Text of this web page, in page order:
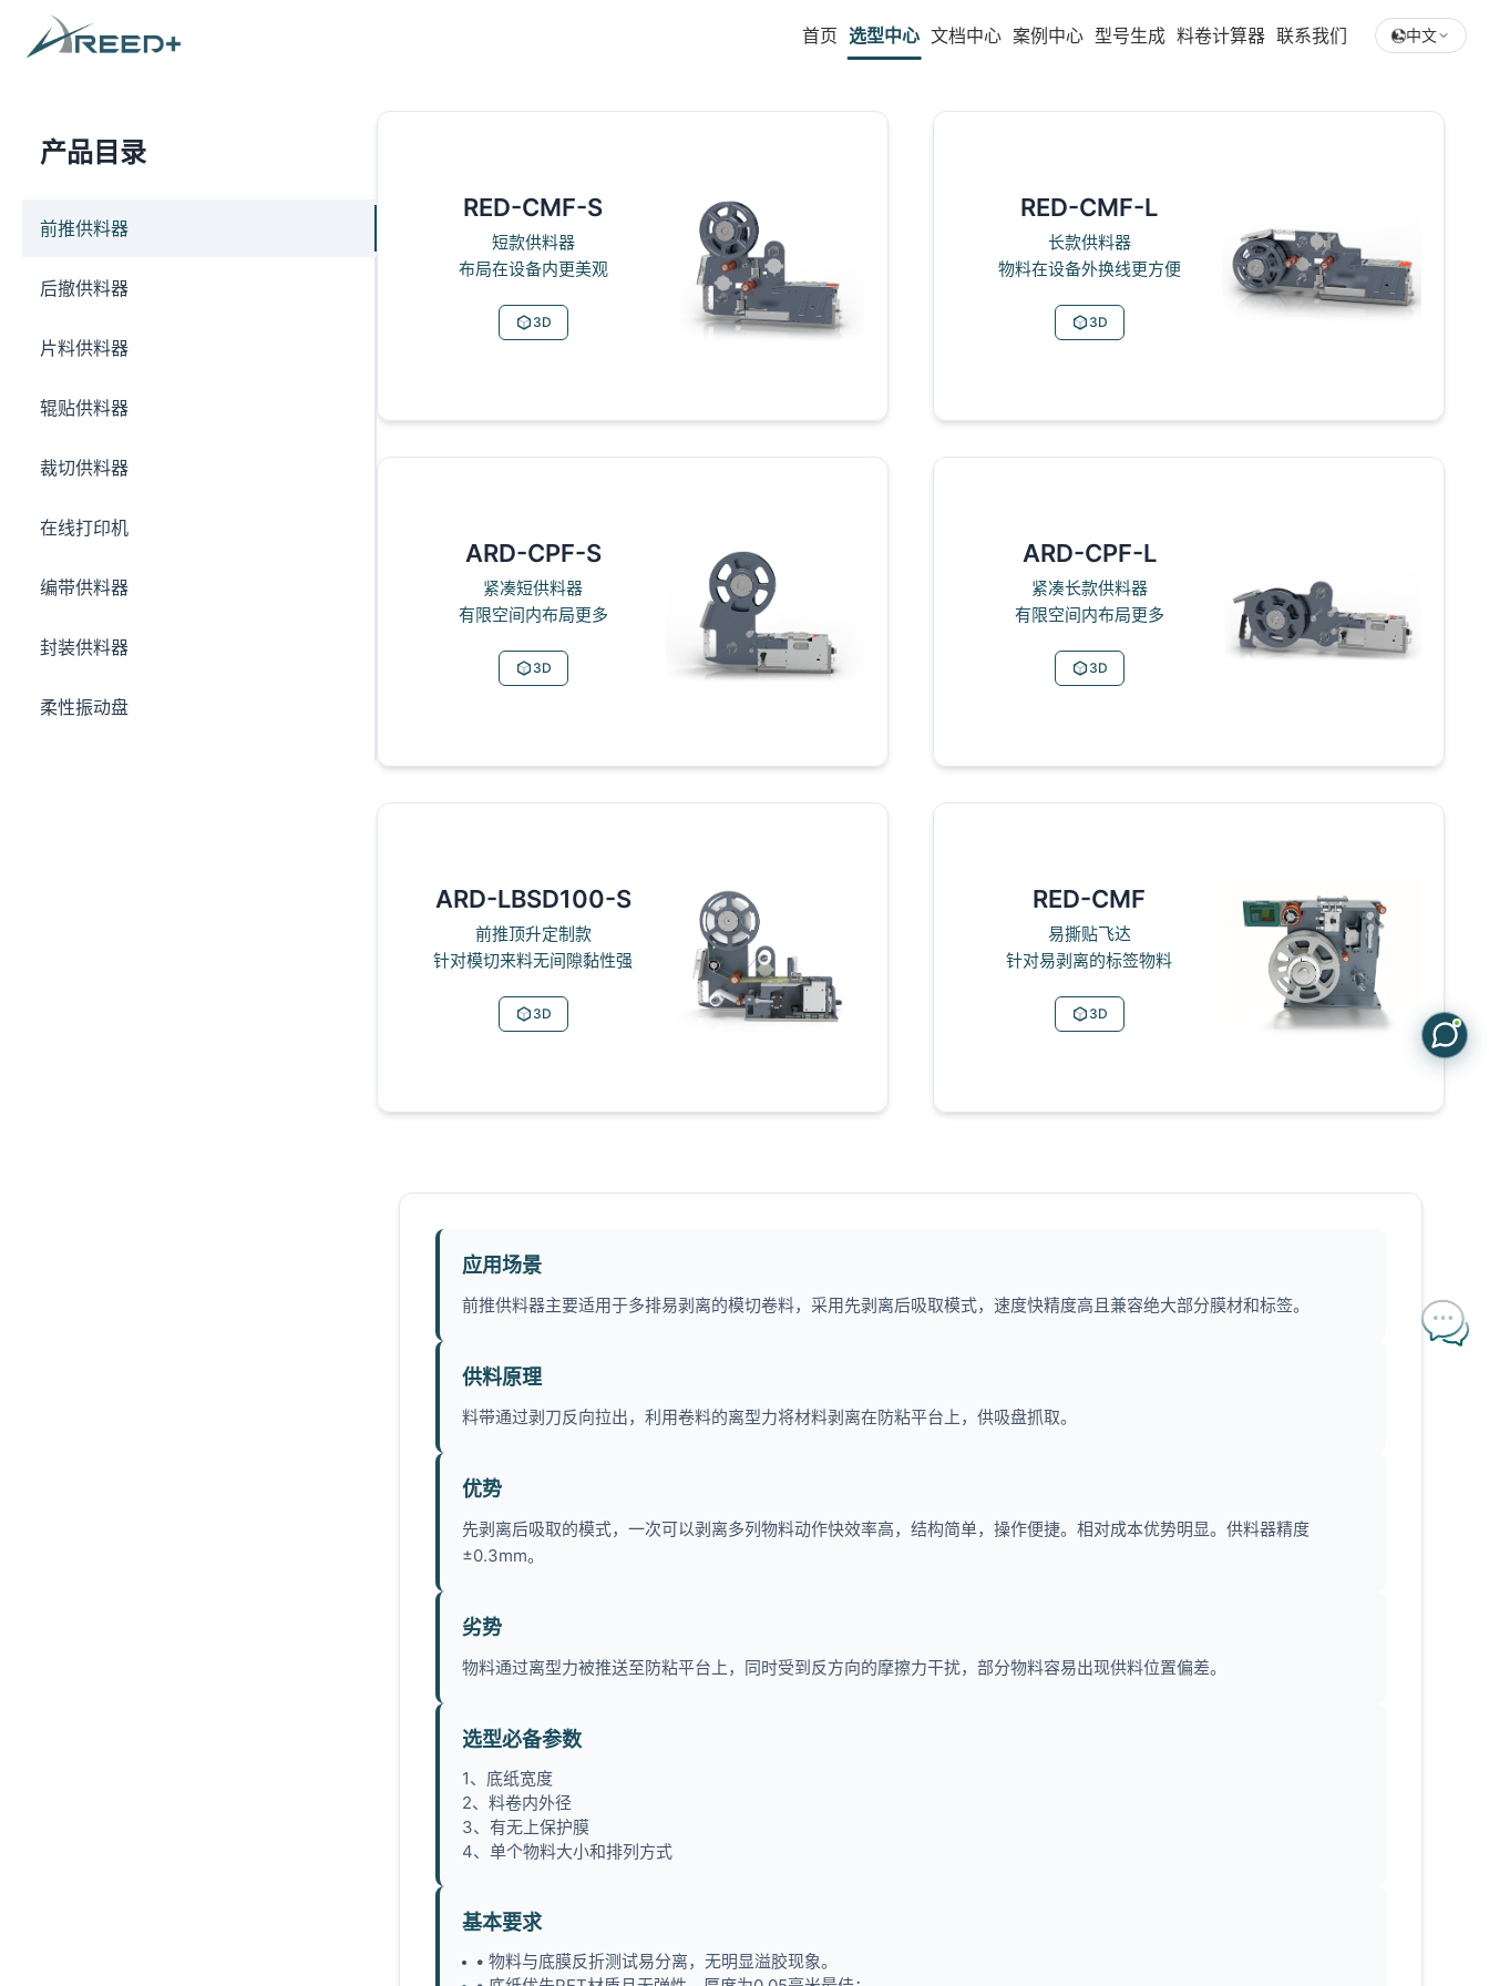
首页 选型中心 文档中心 案例中心 型号生成 料卷计算器 联系我们 中文
产品目录
前推供料器
后撤供料器
片料供料器
辊贴供料器
裁切供料器
在线打印机
编带供料器
封装供料器
柔性振动盘
RED-CMF-S
短款供料器
布局在设备内更美观
3D
RED-CMF-L
长款供料器
物料在设备外换线更方便
3D
ARD-CPF-S
紧凑短供料器
有限空间内布局更多
3D
ARD-CPF-L
紧凑长款供料器
有限空间内布局更多
3D
ARD-LBSD100-S
前推顶升定制款
针对模切来料无间隙黏性强
3D
RED-CMF
易撕贴飞达
针对易剥离的标签物料
3D
应用场景
前推供料器主要适用于多排易剥离的模切卷料，采用先剥离后吸取模式，速度快精度高且兼容绝大部分膜材和标签。
供料原理
料带通过剥刀反向拉出，利用卷料的离型力将材料剥离在防粘平台上，供吸盘抓取。
优势
先剥离后吸取的模式，一次可以剥离多列物料动作快效率高，结构简单，操作便捷。相对成本优势明显。供料器精度
±0.3mm。
劣势
物料通过离型力被推送至防粘平台上，同时受到反方向的摩擦力干扰，部分物料容易出现供料位置偏差。
选型必备参数
1、底纸宽度
2、料卷内外径
3、有无上保护膜
4、单个物料大小和排列方式
基本要求
• 物料与底膜反折测试易分离，无明显溢胶现象。